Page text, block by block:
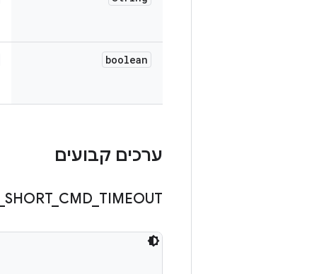
boolean
ערכים קבועים
SHORT_ CMD TIMEOUT